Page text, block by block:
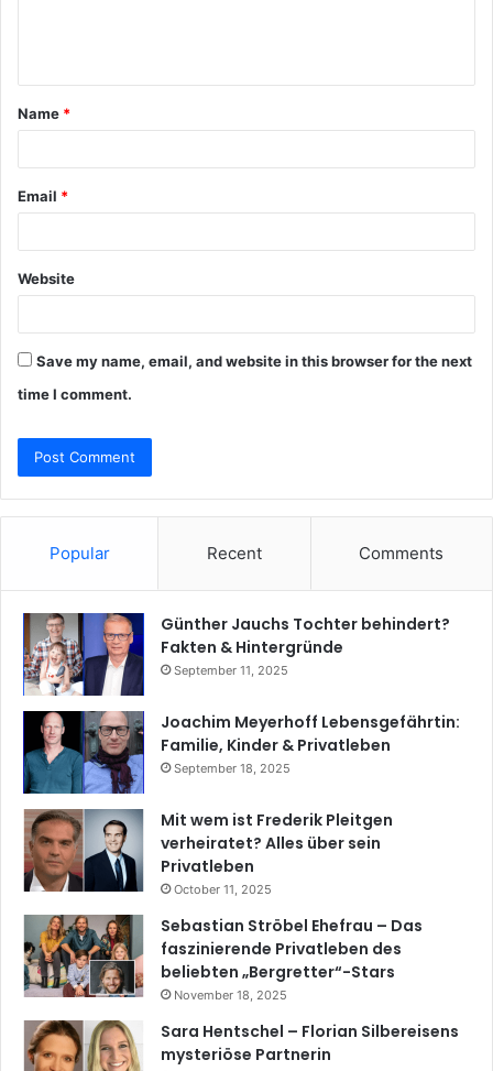
t
*
Name *
Email *
Website
Save my name, email, and website in this browser for the next
time I comment.
Popular Recent Comments
Günther Jauchs Tochter behindert?
Fakten & Hintergründe
September 11, 2025
Joachim Meyerhoff Lebensgefährtin:
Familie, Kinder & Privatleben
September 18, 2025
Mit wem ist Frederik Pleitgen
verheiratet? Alles über sein
Privatleben
October 11, 2025
Sebastian Ströbel Ehefrau – Das
faszinierende Privatleben des
beliebten „Bergretter“-Stars
November 18, 2025
Sara Hentschel – Florian Silbereisens
mysteriöse Partnerin